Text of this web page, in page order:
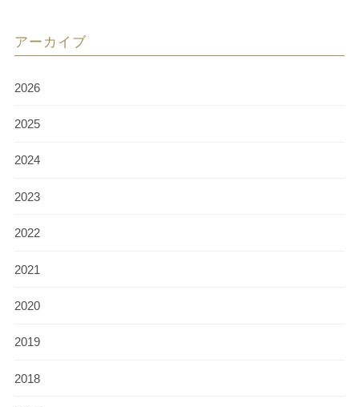
アーカイブ
2026
2025
2024
2023
2022
2021
2020
2019
2018